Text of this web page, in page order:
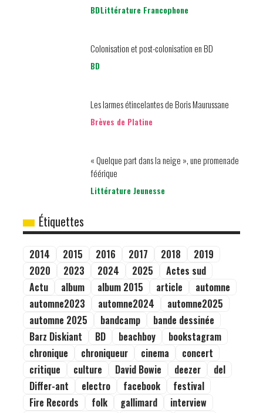
BDLittérature Francophone
Colonisation et post-colonisation en BD
BD
Les larmes étincelantes de Boris Maurussane
Brèves de Platine
« Quelque part dans la neige », une promenade
féérique
Littérature Jeunesse
Étiquettes
2014 2015 2016 2017 2018
2019
2020
2023 2024 2025
Actes sud
Actu
album album 2015 article
automne
automne2023
automne2024
automne2025
automne 2025
bandcamp
bande dessinée
Barz Diskiant
BD beachboy
bookstagram
chronique
chroniqueur cinema
concert
critique
culture David Bowie deezer
del
Differ-ant
electro facebook
festival
Fire Records
folk gallimard
interview